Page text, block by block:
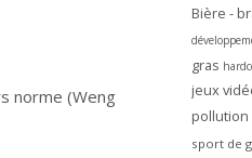
norme (Weng
Bière -
gras
jeux
pollution
sport de